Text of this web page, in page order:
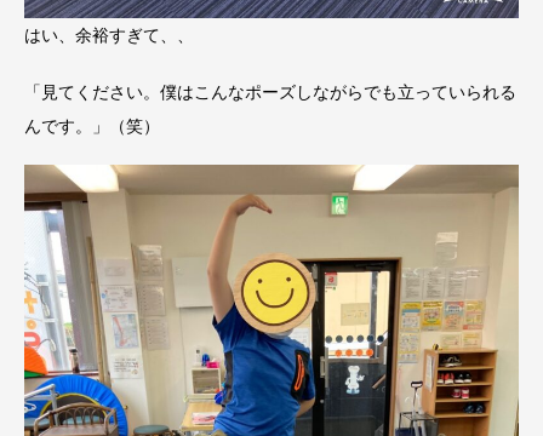
はい、余裕すぎて、、
「見てください。僕はこんなポーズしながらでも立っていられる
んです。」（笑）